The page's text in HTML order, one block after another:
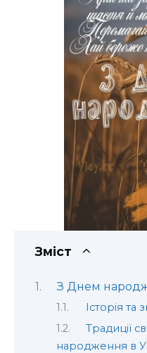
Зміст
З Днем
Історія та
Традиції
народження в